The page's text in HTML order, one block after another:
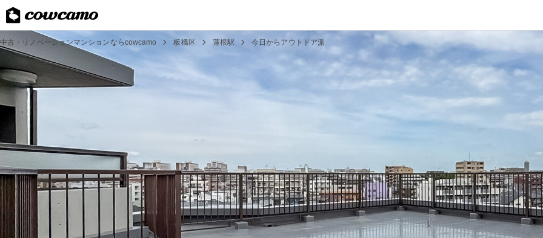
中古・リノベーションマンションならcowcamo 板橋区 蓮根駅 今日からアウトドア派